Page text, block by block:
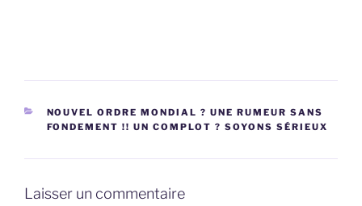
CATÉGORIES
NOUVEL ORDRE MONDIAL ? UNE RUMEUR SANS
FONDEMENT !! UN COMPLOT ? SOYONS SÉRIEUX
Laisser un commentaire